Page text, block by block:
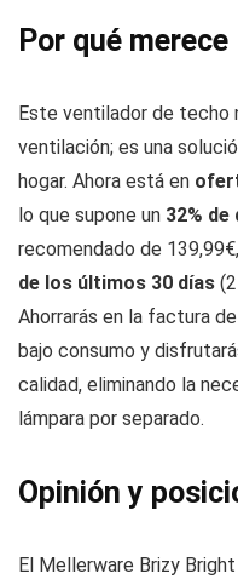
Por qué merece
Este ventilador de techo
ventilación; es una
hogar. Ahora está en
lo que supone un 32%
recomendado de
de los últimos 30 días
Ahorrarás en la factura
bajo consumo y
calidad, eliminando la
lámpara por separado.
Opinión y
El Mellerware Brizy